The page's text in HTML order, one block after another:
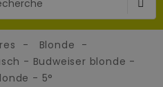
Blonde
- Budweiser blonde -
- 5°